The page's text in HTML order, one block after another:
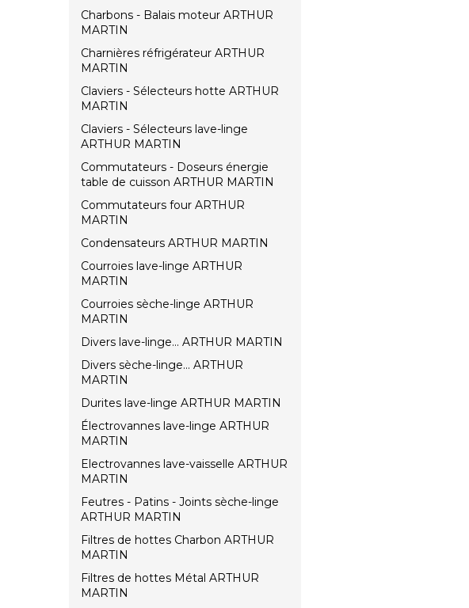
Charbons - Balais moteur ARTHUR
MARTIN
Charnières réfrigérateur ARTHUR
MARTIN
Claviers - Sélecteurs hotte ARTHUR
MARTIN
Claviers - Sélecteurs lave-linge
ARTHUR MARTIN
Commutateurs - Doseurs énergie
table de cuisson ARTHUR MARTIN
Commutateurs four ARTHUR
MARTIN
Condensateurs ARTHUR MARTIN
Courroies lave-linge ARTHUR
MARTIN
Courroies sèche-linge ARTHUR
MARTIN
Divers lave-linge... ARTHUR MARTIN
Divers sèche-linge... ARTHUR
MARTIN
Durites lave-linge ARTHUR MARTIN
Électrovannes lave-linge ARTHUR
MARTIN
Electrovannes lave-vaisselle ARTHUR
MARTIN
Feutres - Patins - Joints sèche-linge
ARTHUR MARTIN
Filtres de hottes Charbon ARTHUR
MARTIN
Filtres de hottes Métal ARTHUR
MARTIN